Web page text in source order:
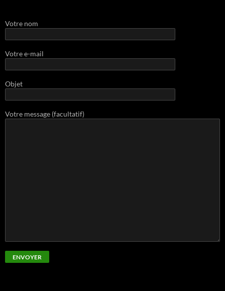
Votre nom
Votre e-mail
Objet
Votre message (facultatif)